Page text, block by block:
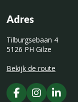
Adres
Tilburgsebaan 4
5126 PH Gilze
Bekijk de route